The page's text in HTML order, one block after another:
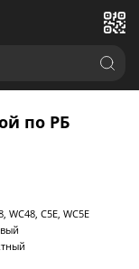
по РБ
WC48, C5E, WC5E